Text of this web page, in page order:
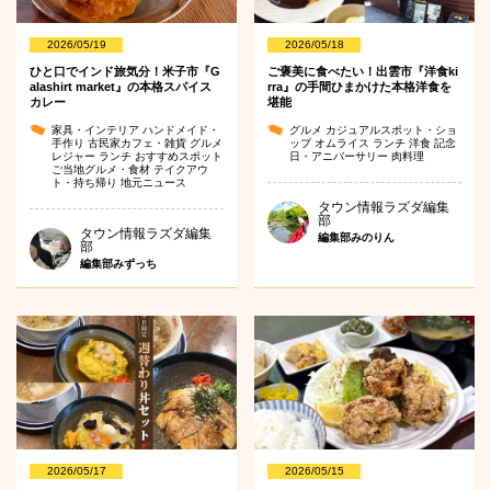
2026/05/19
ひと口でインド旅気分！米子市『G
alashirt market』の本格スパイス
カレー
家具・インテリア ハンドメイド・
手作り 古民家カフェ・雑貨 グルメ
レジャー ランチ おすすめスポット
ご当地グルメ・食材 テイクアウ
ト・持ち帰り 地元ニュース
タウン情報ラズダ編集
部
編集部みずっち
2026/05/18
ご褒美に食べたい！出雲市『洋食ki
rra』の手間ひまかけた本格洋食を
堪能
グルメ カジュアルスポット・ショ
ップ オムライス ランチ洋食記念
日・アニバーサリー肉料理
タウン情報ラズダ編集
部
編集部みのりん
2026/05/17 2026/05/15